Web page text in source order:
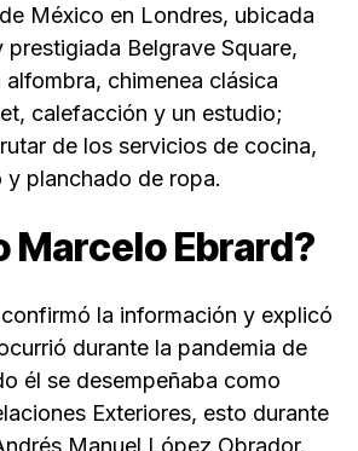
México en Londres, ubicada
prestigiada Belgrave Square,
alfombra, chimenea clásica
calefacción y un estudio;
de los servicios de cocina,
y planchado de ropa.
Marcelo Ebrard?
la información y explicó
durante la pandemia de
él se desempeñaba como
Exteriores, esto durante
Manuel López Obrador.